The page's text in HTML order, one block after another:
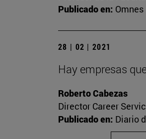
Publicado en: Omnes
28 | 02 | 2021
Hay empresas
Roberto Cabezas
Director Career
Publicado en: Diario